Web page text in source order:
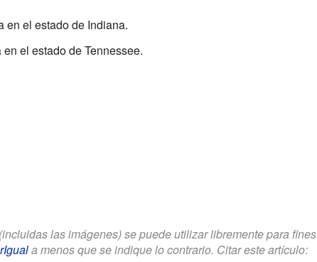
en el estado de Indiana.
el estado de Tennessee.
las imágenes) se puede utilizar libremente para fines
a menos que se indique lo contrario. Citar este artículo: